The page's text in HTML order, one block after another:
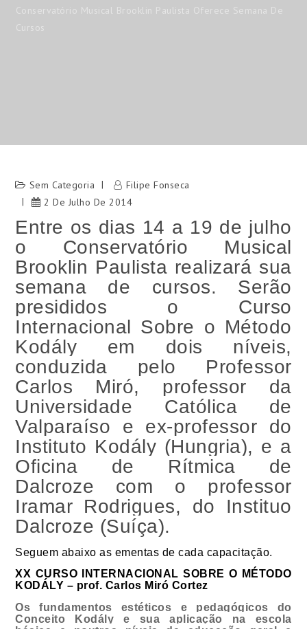
Conservatório Musical Brooklin Paulista Oferece Semana De
Cursos
Sem Categoria
Filipe Fonseca
2 De Julho De 2014
Entre os dias 14 a 19 de julho
o Conservatório Musical
Brooklin Paulista realizará sua
semana de cursos. Serão
presididos o Curso
Internacional Sobre o Método
Kodály em dois níveis,
conduzida pelo Professor
Carlos Miró, professor da
Universidade Católica de
Valparaíso e ex-professor do
Instituto Kodály (Hungria), e a
Oficina de Rítmica de
Dalcroze com o professor
Iramar Rodrigues, do Instituo
Dalcroze (Suíça).
Seguem abaixo as ementas de cada capacitação.
XX CURSO INTERNACIONAL SOBRE O MÉTODO
KODÁLY – prof. Carlos Miró Cortez
Os fundamentos estéticos e pedagógicos do
Conceito Kodály e sua aplicação na escola